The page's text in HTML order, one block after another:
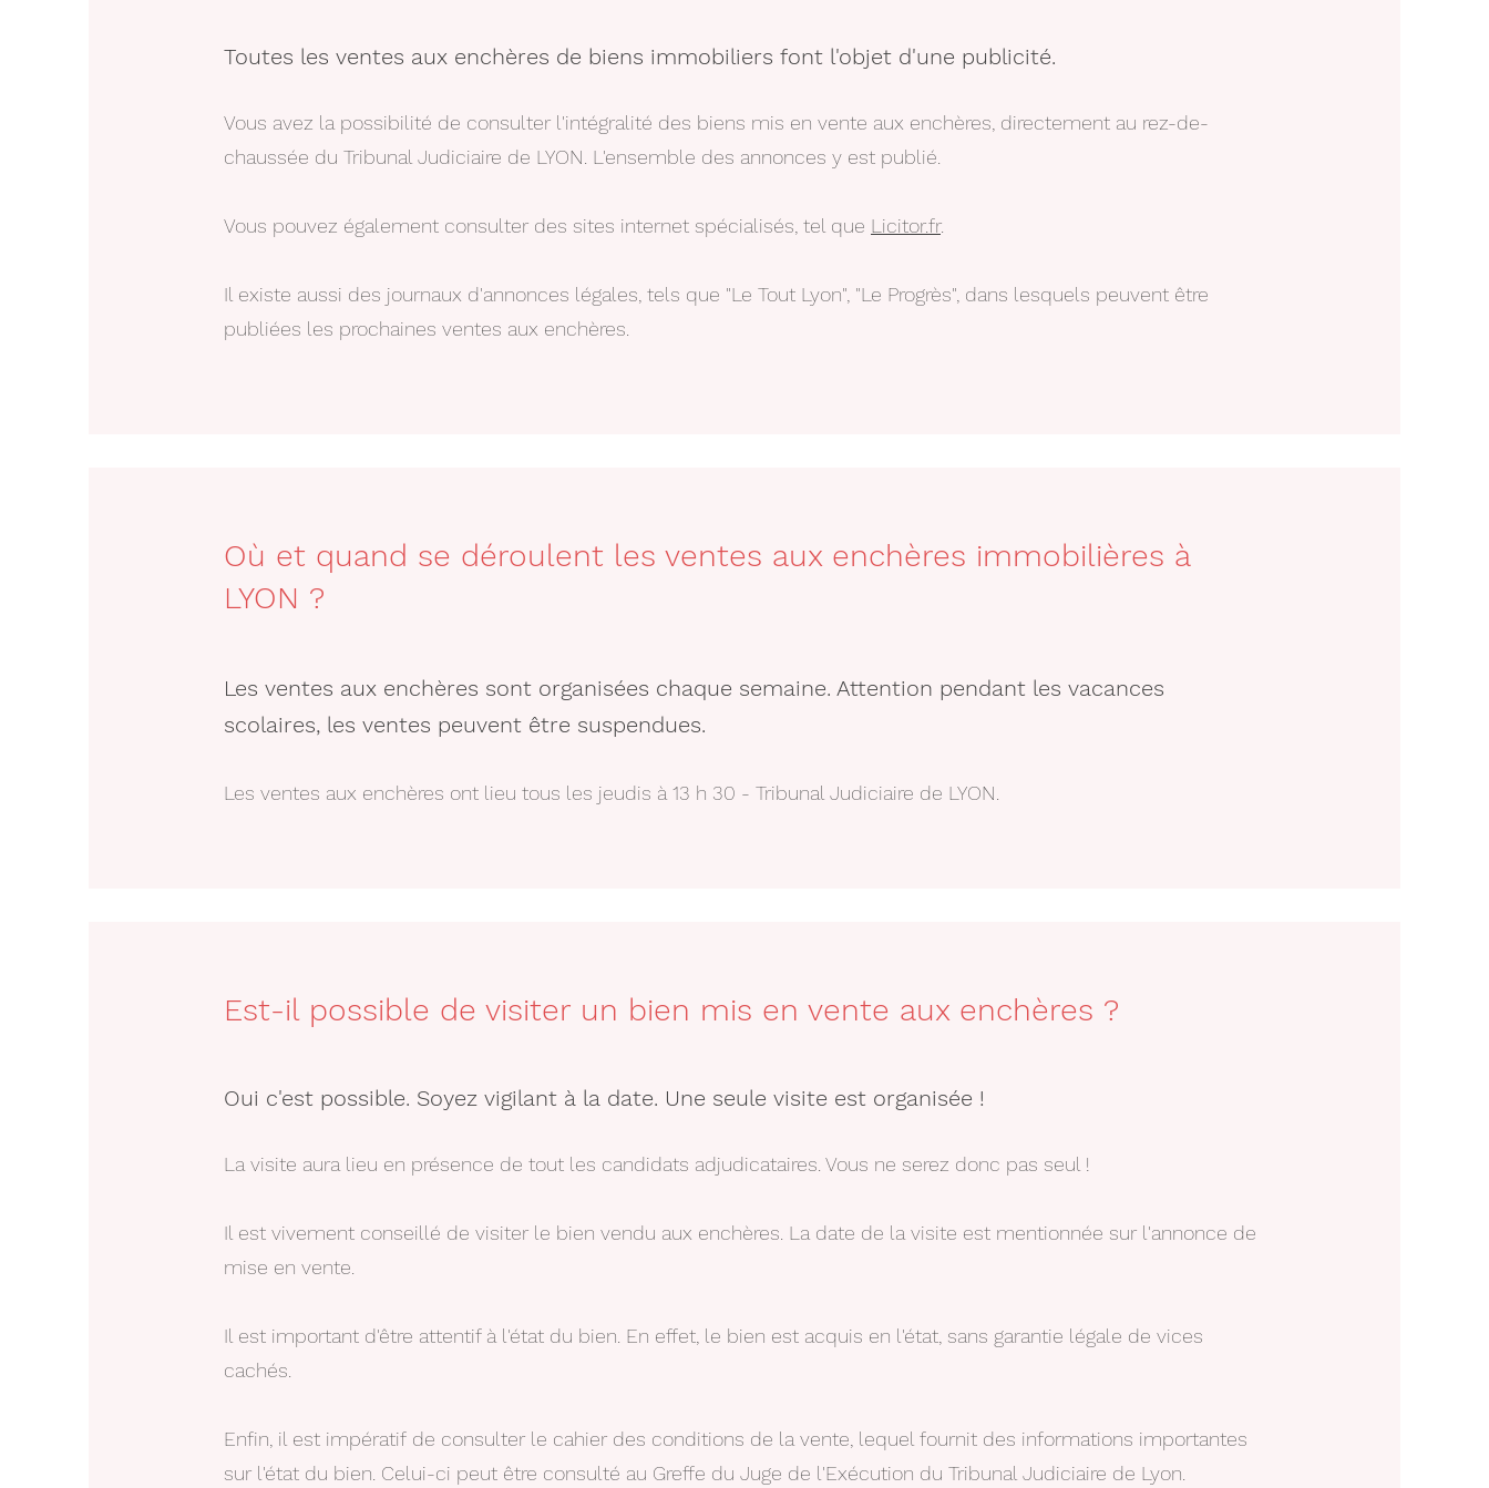
Toutes les ventes aux enchères de biens immobiliers font l'objet d'une publicité.
Vous avez la possibilité de consulter l'intégralité des biens mis en vente aux enchères, directement au rez-de-
chaussée du Tribunal Judiciaire de LYON. L'ensemble des annonces y est publié.
Vous pouvez également consulter des sites internet spécialisés, tel que Licitor.fr.
Il existe aussi des journaux d'annonces légales, tels que "Le Tout Lyon", "Le Progrès", dans lesquels peuvent être
publiées les prochaines ventes aux enchères.
Où et quand se déroulent les ventes aux enchères immobilières à
LYON ?
Les ventes aux enchères sont organisées chaque semaine. Attention pendant les vacances
scolaires, les ventes peuvent être suspendues.
Les ventes aux enchères ont lieu tous les jeudis à 13 h 30 - Tribunal Judiciaire de LYON.
Est-il possible de visiter un bien mis en vente aux enchères ?
Oui c'est possible. Soyez vigilant à la date. Une seule visite est organisée !
La visite aura lieu en présence de tout les candidats adjudicataires. Vous ne serez donc pas seul !
Il est vivement conseillé de visiter le bien vendu aux enchères. La date de la visite est mentionnée sur l'annonce de
mise en vente.
Il est important d'être attentif à l'état du bien. En effet, le bien est acquis en l'état, sans garantie légale de vices
cachés.
Enfin, il est impératif de consulter le cahier des conditions de la vente, lequel fournit des informations importantes
sur l'état du bien. Celui-ci peut être consulté au Greffe du Juge de l'Exécution du Tribunal Judiciaire de Lyon.